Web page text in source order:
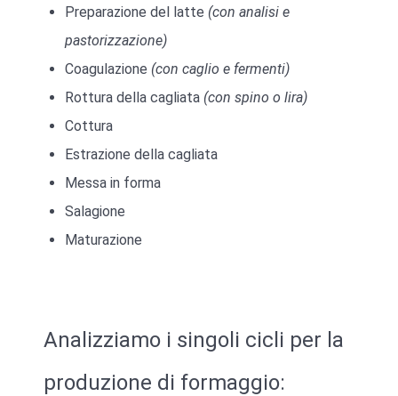
Preparazione del latte (con analisi e
pastorizzazione)
Coagulazione (con caglio e fermenti)
Rottura della cagliata (con spino o lira)
Cottura
Estrazione della cagliata
Messa in forma
Salagione
Maturazione
Analizziamo i singoli cicli per la
produzione di formaggio: